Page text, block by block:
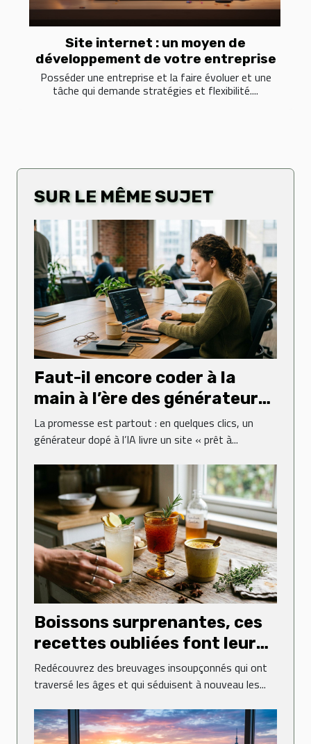
Site internet : un moyen de
développement de votre entreprise
Posséder une entreprise et la faire évoluer et une
tâche qui demande stratégies et flexibilité....
SUR LE MÊME SUJET
Faut-il encore coder à la
main à l’ère des générateurs
web ?
La promesse est partout : en quelques clics, un
générateur dopé à l’IA livre un site « prêt à...
Boissons surprenantes, ces
recettes oubliées font leur
grand retour
Redécouvrez des breuvages insoupçonnés qui ont
traversé les âges et qui séduisent à nouveau les...